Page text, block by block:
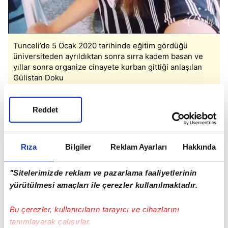
Rıza Bilgiler Reklam Ayarları Hakkında
"Sitelerimizde reklam ve pazarlama faaliyetlerinin
yürütülmesi amaçları ile çerezler kullanılmaktadır.
Bu çerezler, kullanıcıların tarayıcı ve cihazlarını
tanımlayarak çalışırlar.
Reddet
Tunceli’de 5 Ocak 2020 tarihinde eğitim gördüğü
üniversiteden ayrıldıktan sonra sırra kadem basan ve
yıllar sonra organize cinayete kurban gittiği anlaşılan
Gülistan Doku
ESKİ VALİ VE OĞLUNA KELEPÇE
Jandarmadaki işlemlerinin ardından adliyeye
sevk edilen şüphelilerden dönemin Tunceli Valisi
Tuncay Sonelile oğluMustafa Türkay Sonel,
daraltılmış baz çalışmasıyla Doku'ya son teması
bulunduğu saptanan dönemin İl Özel İdaresi
çalışanı Erdoğan Elaldı , "Kasten öldürme"
suçundan tutuklandı.